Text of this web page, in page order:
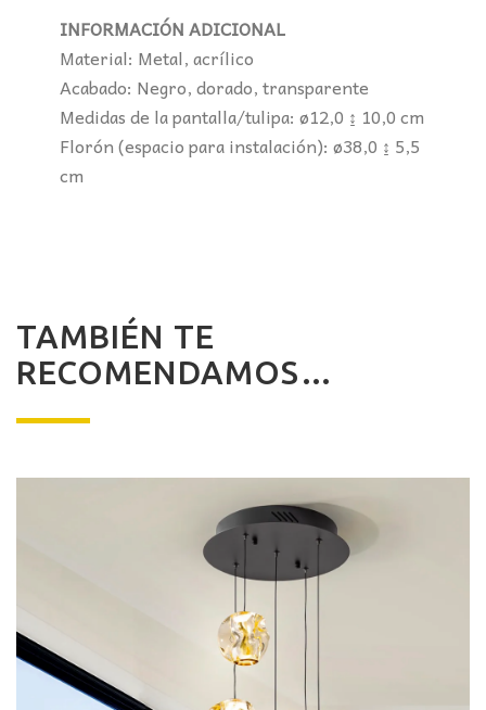
INFORMACIÓN ADICIONAL
Material: Metal, acrílico
Acabado: Negro, dorado, transparente
Medidas de la pantalla/tulipa: ø12,0 ↨ 10,0 cm
Florón (espacio para instalación): ø38,0 ↨ 5,5
cm
TAMBIÉN TE
RECOMENDAMOS…